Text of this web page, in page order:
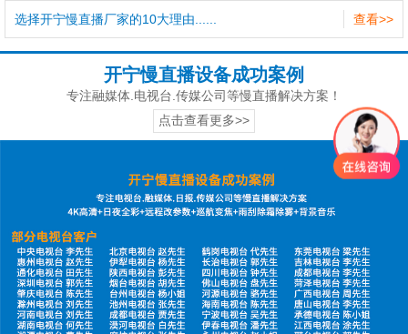
查看>>
选择开宁慢直播厂家的10大理由......
开宁慢直播设备成功案例
专注融媒体.电视台.传媒公司等慢直播解决方案！
点击查看更多>>